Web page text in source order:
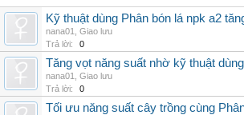
Kỹ thuật dùng Phân bón lá npk a2
nana01
Giao lưu
Trả lời:
0
Tăng vọt năng suất nhờ kỹ thuật
nana01
Giao lưu
Trả lời:
0
Tối ưu năng suất cây trồng cùng